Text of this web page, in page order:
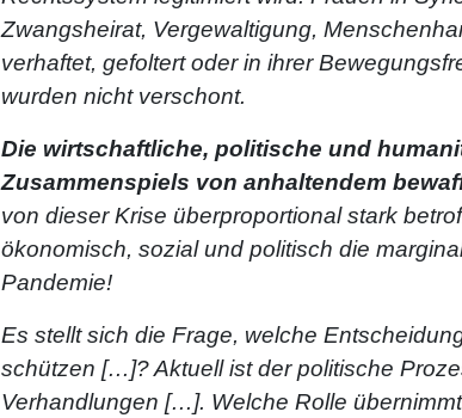
Zwangsheirat, Vergewaltigung,
verhaftet, gefoltert oder in ihrer
wurden nicht verschont.
Die wirtschaftliche, politische und
Zusammenspiels von anhaltendem
von dieser Krise überproportional stark
ökonomisch, sozial und politisch die
Pandemie!
Es stellt sich die Frage, welche
schützen […]? Aktuell ist der politische
Verhandlungen […]. Welche Rolle